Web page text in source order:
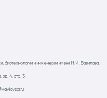
биотехнологии и инженерии имени Н.И. Вавилова.
зд. 4, стр. 3.